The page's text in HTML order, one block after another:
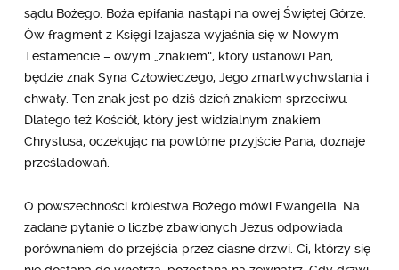
sądu Bożego. Boża epifania nastąpi na owej Świętej Górze.
Ów fragment z Księgi Izajasza wyjaśnia się w Nowym
Testamencie – owym „znakiem”, który ustanowi Pan,
będzie znak Syna Człowieczego, Jego zmartwychwstania i
chwały. Ten znak jest po dziś dzień znakiem sprzeciwu.
Dlatego też Kościół, który jest widzialnym znakiem
Chrystusa, oczekując na powtórne przyjście Pana, doznaje
prześladowań.
O powszechności królestwa Bożego mówi Ewangelia. Na
zadane pytanie o liczbę zbawionych Jezus odpowiada
porównaniem do przejścia przez ciasne drzwi. Ci, którzy się